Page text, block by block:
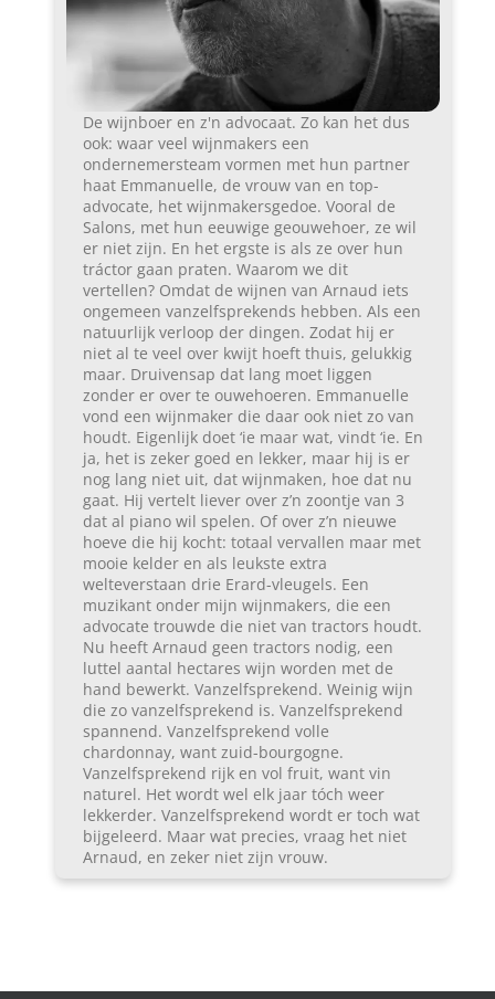
De wijnboer en z'n advocaat. Zo kan het dus
ook: waar veel wijnmakers een
ondernemersteam vormen met hun partner
haat Emmanuelle, de vrouw van en top-
advocate, het wijnmakersgedoe. Vooral de
Salons, met hun eeuwige geouwehoer, ze wil
er niet zijn. En het ergste is als ze over hun
tráctor gaan praten. Waarom we dit
vertellen? Omdat de wijnen van Arnaud iets
ongemeen vanzelfsprekends hebben. Als een
natuurlijk verloop der dingen. Zodat hij er
niet al te veel over kwijt hoeft thuis, gelukkig
maar. Druivensap dat lang moet liggen
zonder er over te ouwehoeren. Emmanuelle
vond een wijnmaker die daar ook niet zo van
houdt. Eigenlijk doet ‘ie maar wat, vindt ‘ie. En
ja, het is zeker goed en lekker, maar hij is er
nog lang niet uit, dat wijnmaken, hoe dat nu
gaat. Hij vertelt liever over z’n zoontje van 3
dat al piano wil spelen. Of over z’n nieuwe
hoeve die hij kocht: totaal vervallen maar met
mooie kelder en als leukste extra
welteverstaan drie Erard-vleugels. Een
muzikant onder mijn wijnmakers, die een
advocate trouwde die niet van tractors houdt.
Nu heeft Arnaud geen tractors nodig, een
luttel aantal hectares wijn worden met de
hand bewerkt. Vanzelfsprekend. Weinig wijn
die zo vanzelfsprekend is. Vanzelfsprekend
spannend. Vanzelfsprekend volle
chardonnay, want zuid-bourgogne.
Vanzelfsprekend rijk en vol fruit, want vin
naturel. Het wordt wel elk jaar tóch weer
lekkerder. Vanzelfsprekend wordt er toch wat
bijgeleerd. Maar wat precies, vraag het niet
Arnaud, en zeker niet zijn vrouw.